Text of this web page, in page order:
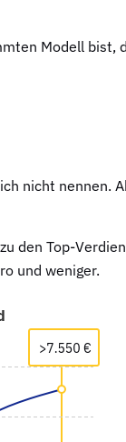
Modell bist,
nicht nennen.
den Top-
und weniger.